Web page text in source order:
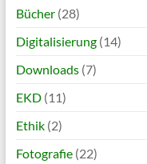
Bücher(28)
Digitalisierung(14)
Downloads(7)
EKD(11)
Ethik(2)
Fotografie(22)